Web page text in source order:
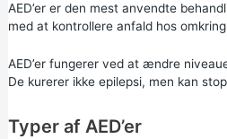
AED’er er den mest anvendte
med at kontrollere anfald hos
AED’er fungerer ved at ændre
De kurerer ikke epilepsi, men kan
Typer af AED’er